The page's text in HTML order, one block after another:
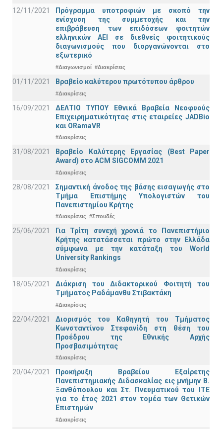
12/11/2021
Πρόγραμμα υποτροφιών με σκοπό την
ενίσχυση της συμμετοχής και την
επιβράβευση των επιδόσεων φοιτητών
ελληνικών ΑΕΙ σε διεθνείς φοιτητικούς
διαγωνισμούς που διοργανώνονται στο
εξωτερικό
#Διαγωνισμοί #Διακρίσεις
01/11/2021 Bραβείο καλύτερου πρωτότυπου άρθρου
#Διακρίσεις
16/09/2021
ΔΕΛΤΙΟ ΤΥΠΟΥ Εθνικά Βραβεία Νεοφυούς
Επιχειρηματικότητας στις εταιρείες JADBio
και ORamaVR
#Διακρίσεις
31/08/2021
Βραβείο Καλύτερης Εργασίας (Best Paper
Award) στο ACM SIGCOMM 2021
#Διακρίσεις
28/08/2021
Σημαντική άνοδος της βάσης εισαγωγής στο
Τμήμα Επιστήμης Υπολογιστών του
Πανεπιστημίου Κρήτης
#Διακρίσεις #Σπουδές
25/06/2021
Για Τρίτη συνεχή χρονιά το Πανεπιστήμιο
Κρήτης κατατάσσεται πρώτο στην Ελλάδα
σύμφωνα με την κατάταξη του World
University Rankings
#Διακρίσεις
18/05/2021
Διάκριση του Διδακτορικού Φοιτητή του
Τμήματος Ραδάμανθυ Στιβακτάκη
#Διακρίσεις
22/04/2021
Διορισμός του Καθηγητή του Τμήματος
Κωνσταντίνου Στεφανίδη στη θέση του
Προέδρου της Εθνικής Αρχής
Προσβασιμότητας
#Διακρίσεις
20/04/2021
Προκήρυξη Βραβείου Εξαίρετης
Πανεπιστημιακής Διδασκαλίας εις μνήμην Β.
Ξανθόπουλου και Στ. Πνευματικού του ΙΤΕ
για το έτος 2021 στον τομέα των Θετικών
Επιστημών
#Διακρίσεις